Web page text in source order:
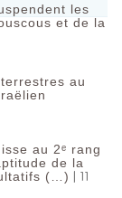
les
et de la
au
au 2ᵉ rang
de la
(…) | 11